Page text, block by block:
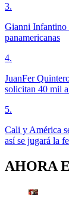
3.
Gianni Infantino
panamericanas
4.
JuanFer
solicitan 40 mil
5.
Cali y América
así se jugará la
AHORA